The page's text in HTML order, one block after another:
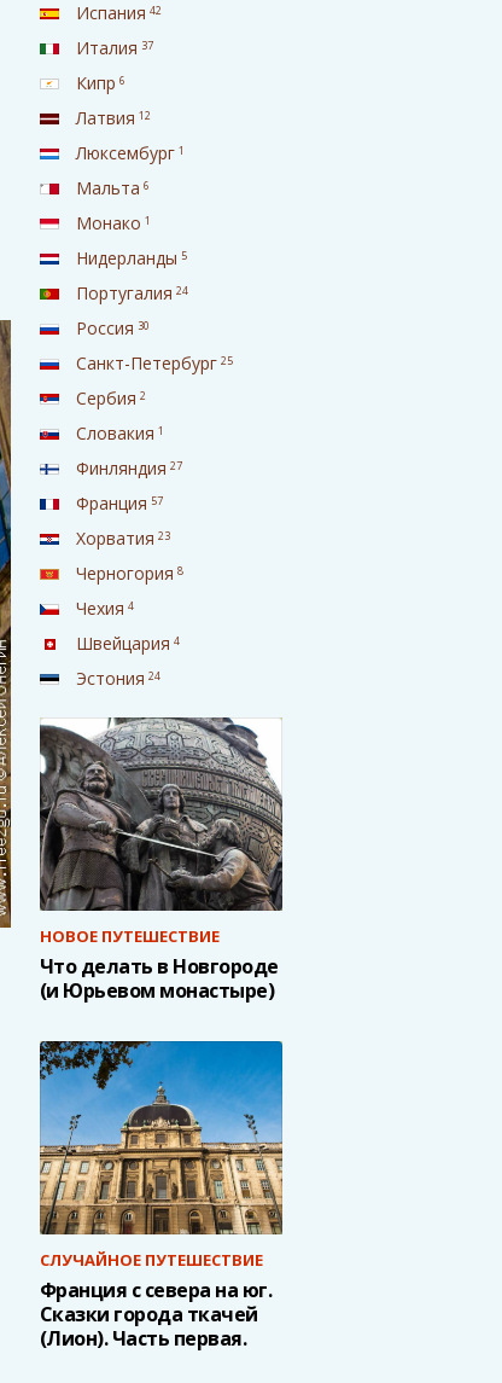
Испания 42
Италия 37
Кипр 6
Латвия 12
Люксембург 1
Мальта 6
Монако 1
Нидерланды 5
Португалия 24
Россия 30
Санкт-Петербург 25
Сербия 2
Словакия 1
Финляндия 27
Франция 57
Хорватия 23
Черногория 8
Чехия 4
Швейцария 4
Эстония 24
НОВОЕ ПУТЕШЕСТВИЕ
Что делать в Новгороде
(и Юрьевом монастыре)
СЛУЧАЙНОЕ ПУТЕШЕСТВИЕ
Франция с севера на юг.
Сказки города ткачей
(Лион). Часть первая.